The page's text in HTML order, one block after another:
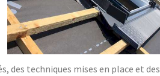
des techniques mises en place et des